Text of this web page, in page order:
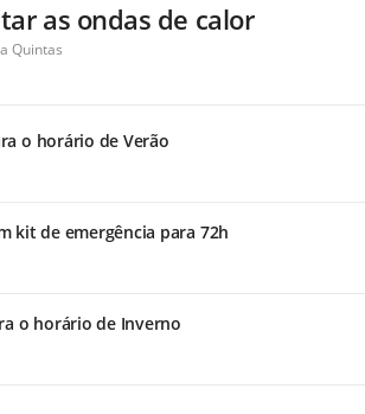
as ondas de calor
Quintas
o horário de Verão
kit de emergência para 72h
o horário de Inverno